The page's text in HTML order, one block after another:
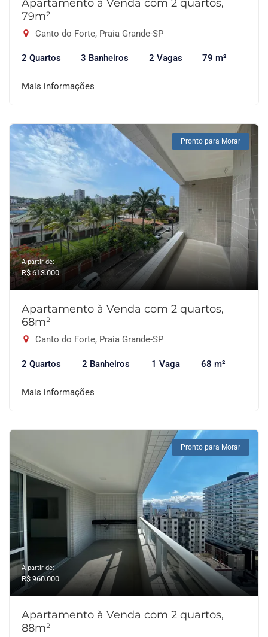
Apartamento à Venda com 2 quartos,
79m²
Canto do Forte, Praia Grande-SP
2 Quartos 3 Banheiros 2 Vagas 79 m²
Mais informações
Pronto para Morar
A partir de:
R$ 613.000
Apartamento à Venda com 2 quartos,
68m²
Canto do Forte, Praia Grande-SP
2 Quartos 2 Banheiros 1 Vaga 68 m²
Mais informações
Pronto para Morar
A partir de:
R$ 960.000
Apartamento à Venda com 2 quartos,
88m²